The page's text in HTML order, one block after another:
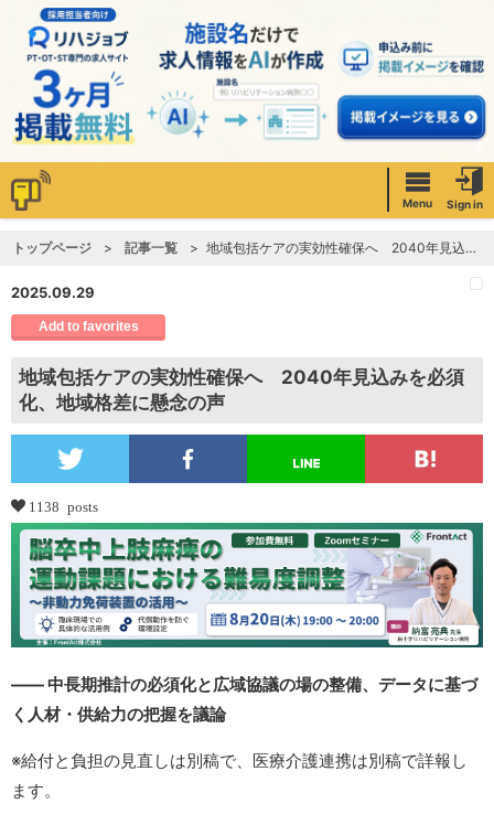
Menu Sign in
トップページ 記事一覧 地域包括ケアの実効性確保へ 2040年見込みを必須化、地域格差に懸念の声
2025.09.29
Add to favorites
地域包括ケアの実効性確保へ 2040年見込みを必須
化、地域格差に懸念の声
1138 posts
―― 中長期推計の必須化と広域協議の場の整備、データに基づ
く人材・供給力の把握を議論
※給付と負担の見直しは別稿で、医療介護連携は別稿で詳報し
ます。